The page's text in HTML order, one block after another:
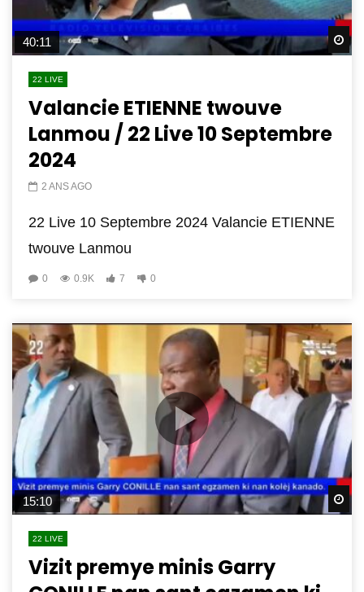
40:11
22 LIVE
Valancie ETIENNE twouve
Lanmou / 22 Live 10 Septembre
2024
2 ANS AGO
22 Live 10 Septembre 2024 Valancie ETIENNE
twouve Lanmou
0 0.9K 7 0
15:10
22 LIVE
Vizit premye minis Garry